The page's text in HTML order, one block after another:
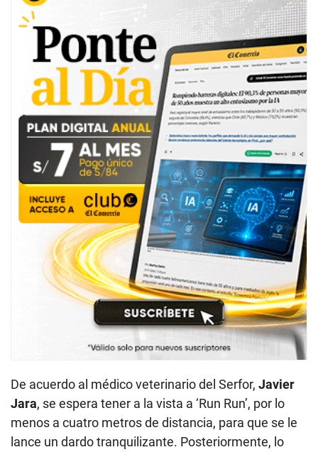
De acuerdo al médico veterinario del Serfor, Javier
Jara, se espera tener a la vista a ‘Run Run’, por lo
menos a cuatro metros de distancia, para que se le
lance un dardo tranquilizante. Posteriormente, lo